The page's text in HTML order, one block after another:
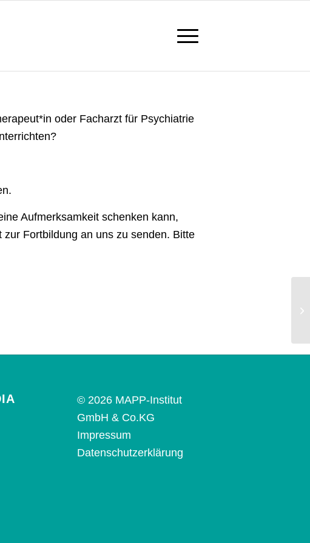
oder Facharzt für Psychiatrie
Aufmerksamkeit schenken kann,
Fortbildung an uns zu senden. Bitte
© 2026 MAPP-Institut
GmbH & Co.KG
Impressum
Datenschutzerklärung